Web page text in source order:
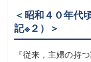
＜昭和４０年代
記※２）＞
『従来，主婦の持